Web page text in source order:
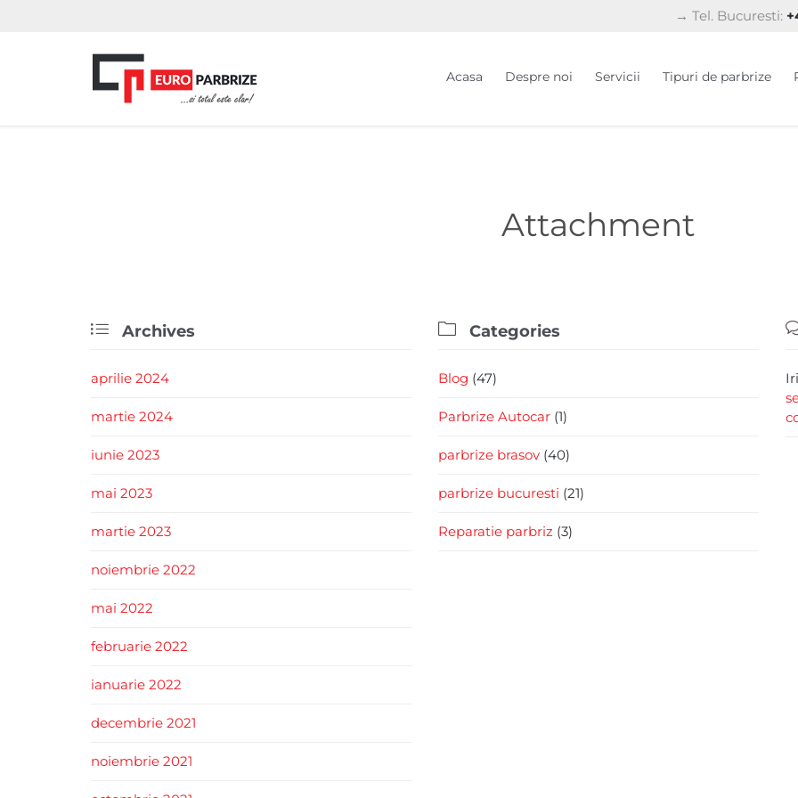
→ Tel. Bucuresti:
Acasa Despre noi Servicii Tipuri de parbrize
Attachment
 Archives
aprilie 2024
martie 2024
iunie 2023
mai 2023
martie 2023
noiembrie 2022
mai 2022
februarie 2022
ianuarie 2022
decembrie 2021
noiembrie 2021
 Categories
Blog (47)
Parbrize Autocar (1)
parbrize brasov (40)
parbrize bucuresti (21)
Reparatie parbriz (3)